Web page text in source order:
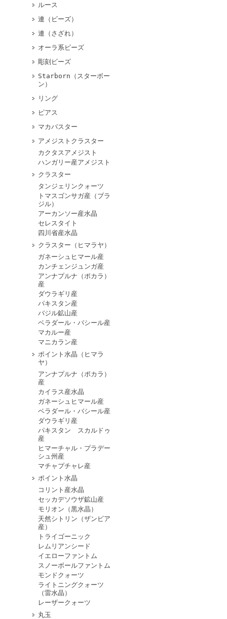
ルース
連（ビーズ）
連（さざれ）
オーラ系ビーズ
彫刻ビーズ
Starborn（スターボー
ン）
リング
ピアス
マカバスター
アメジストクラスター
カクタスアメジスト
ハンガリー産アメジスト
クラスター
タンジェリンクォーツ
トマスゴンサガ産（ブラ
ジル）
アーカンソー産水晶
セレスタイト
四川省産水晶
クラスター（ヒマラヤ）
ガネーシュヒマール産
カンチェンジュンガ産
アンナプルナ（ポカラ）
産
ダウラギリ産
パキスタン産
バジル鉱山産
ベラダール・バシール産
マカルー産
マニカラン産
ポイント水晶（ヒマラ
ヤ）
アンナプルナ（ポカラ）
産
カイラス産水晶
ガネーシュヒマール産
ベラダール・バシール産
ダウラギリ産
パキスタン スカルドゥ
産
ヒマーチャル・プラデー
シュ州産
マチャプチャレ産
ポイント水晶
コリント産水晶
セッカデソウザ鉱山産
モリオン（黒水晶）
天然シトリン（ザンビア
産）
トライゴーニック
レムリアンシード
イエローファントム
スノーボールファントム
モンドクォーツ
ライトニングクォーツ
（雷水晶）
レーザークォーツ
丸玉